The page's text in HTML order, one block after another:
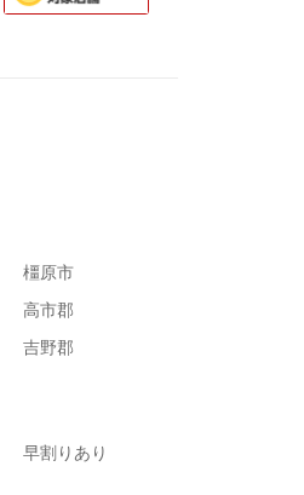
橿原市
高市郡
吉野郡
早割りあり